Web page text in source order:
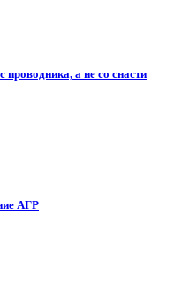
а не со снасти
АГР